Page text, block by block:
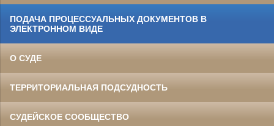
ПОДАЧА ПРОЦЕССУАЛЬНЫХ ДОКУМЕНТОВ В
ЭЛЕКТРОННОМ ВИДЕ
О СУДЕ
ТЕРРИТОРИАЛЬНАЯ ПОДСУДНОСТЬ
СУДЕЙСКОЕ СООБЩЕСТВО